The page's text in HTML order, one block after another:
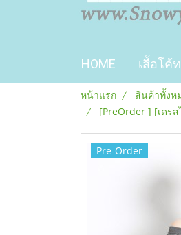
HOME เสื้อโค้
หน้าแรก สินค้าทั้งห
[PreOrder ] [เดร
Pre-Order